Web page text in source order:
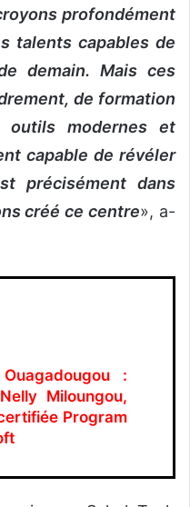
profondément
talents capables de
demain. Mais ces
de formation
outils modernes et
capable de révéler
précisément dans
créé ce centre», a-
:
Miloungou,
Program